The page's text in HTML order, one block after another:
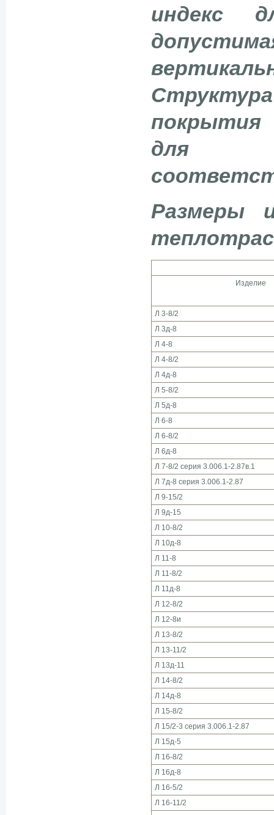
индекс
покрытия
для
Размеры
Изделие
Л 3-8/2
Л 3д-8
Л 4-8
Л 4-8/2
Л 4д-8
Л 5-8/2
Л 5д-8
Л 6-8
Л 6-8/2
Л 6д-8
Л 7-8/2 серия 3.006.1-2.87в.1
Л 7д-8 серия 3.006.1-2.87
Л 9-15/2
Л 9д-15
Л 10-8/2
Л 10д-8
Л 11-8
Л 11-8/2
Л 11д-8
Л 12-8/2
Л 12-8и
Л 13-8/2
Л 13-11/2
Л 13д-11
Л 14-8/2
Л 14д-8
Л 15-8/2
Л 15/2-3 серия 3.006.1-2.87
Л 15д-5
Л 16-8/2
Л 16д-8
Л 16-5/2
Л 16-11/2